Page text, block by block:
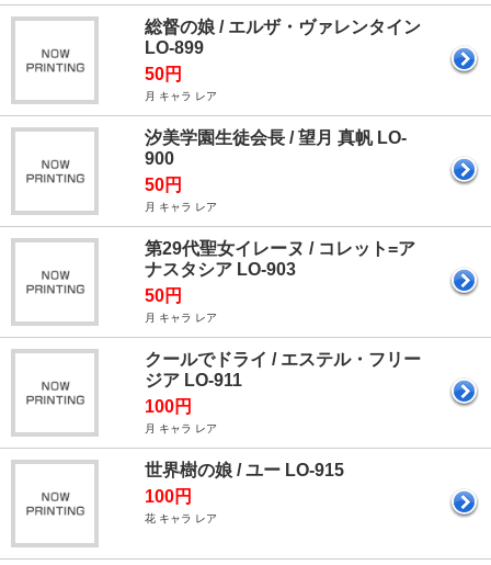
総督の娘 / エルザ・ヴァレンタイン
LO-899
50円
月 キャラ レア
汐美学園生徒会長 / 望月 真帆 LO-
900
50円
月 キャラ レア
第29代聖女イレーヌ / コレット=ア
ナスタシア LO-903
50円
月 キャラ レア
クールでドライ / エステル・フリー
ジア LO-911
100円
月 キャラ レア
世界樹の娘 / ユー LO-915
100円
花 キャラ レア